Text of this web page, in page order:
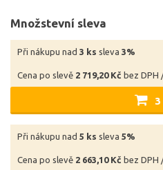
Množstevní sleva
Při nákupu nad 3 ks sleva 3%
Cena po slevě 2 719,20 Kč bez DPH
3
Při nákupu nad 5 ks sleva 5%
Cena po slevě 2 663,10 Kč bez DPH